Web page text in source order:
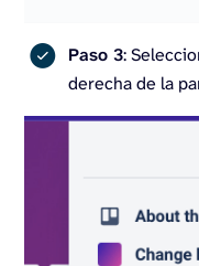
Paso 3:
derecha de la